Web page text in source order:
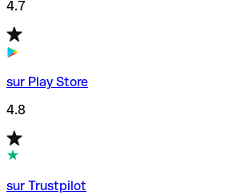
4.7
sur Play Store
4.8
sur Trustpilot